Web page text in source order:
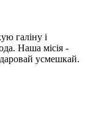
галіну і
Наша місія -
усмешкай.